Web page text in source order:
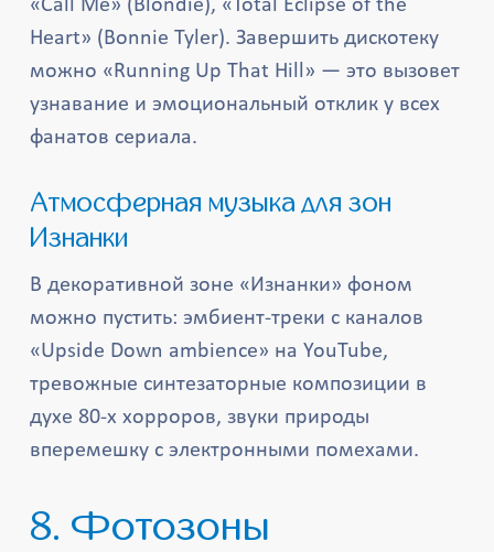
«Call Me» (Blondie), «Total Eclipse of the
Heart» (Bonnie Tyler). Завершить дискотеку
можно «Running Up That Hill» — это вызовет
узнавание и эмоциональный отклик у всех
фанатов сериала.
Атмосферная музыка для зон
Изнанки
В декоративной зоне «Изнанки» фоном
можно пустить: эмбиент-треки с каналов
«Upside Down ambience» на YouTube,
тревожные синтезаторные композиции в
духе 80-х хорроров, звуки природы
вперемешку с электронными помехами.
8. Фотозоны